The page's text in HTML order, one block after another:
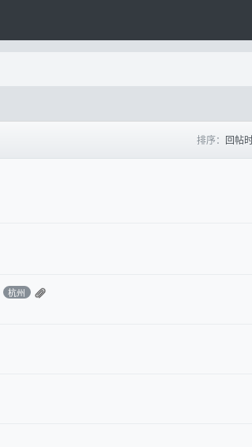
排序： 回帖
杭州